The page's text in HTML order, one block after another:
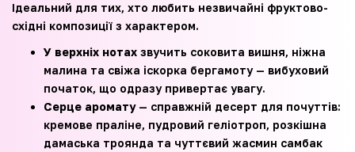
Ідеальний для тих, хто любить незвичайні фруктово-
східні композиції з характером.
У верхніх нотах звучить соковита вишня, ніжна
малина та свіжа іскорка бергамоту — вибуховий
початок, що одразу привертає увагу.
Серце аромату — справжній десерт для почуттів:
кремове праліне, пудровий геліотроп, розкішна
дамаська троянда та чуттєвий жасмин самбак